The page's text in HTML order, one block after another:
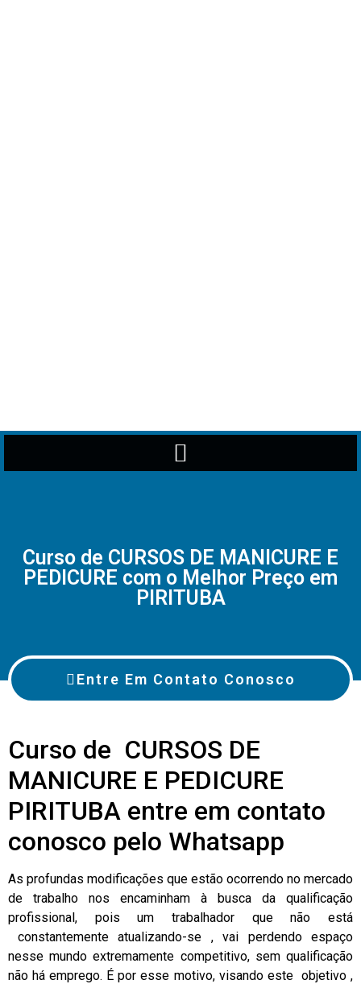
Curso de CURSOS DE MANICURE E
PEDICURE com o Melhor Preço em
PIRITUBA
Entre Em Contato Conosco
Curso de CURSOS DE
MANICURE E PEDICURE
PIRITUBA entre em contato
conosco pelo Whatsapp
As profundas modificações que estão ocorrendo no mercado
de trabalho nos encaminham à busca da qualificação
profissional, pois um trabalhador que não está
constantemente atualizando-se , vai perdendo espaço
nesse mundo extremamente competitivo, sem qualificação
não há emprego. É por esse motivo, visando este objetivo ,